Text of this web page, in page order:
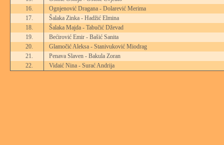
16.
Ognjenović Dragana - Dolarević Merima
17.
Šalaka Zinka - Hadžić Elmina
18.
Šalaka Majda - Tabučić Dževad
19.
Bećirović Emir - Bašić Sanita
20.
Glamočić Aleksa - Stanivuković Miodrag
21.
Penava Slaven - Bakula Zoran
22.
Vidaić Nina - Surać Andrija